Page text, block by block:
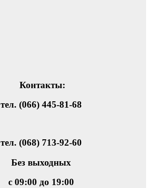
Контакты:
тел. (066) 445-81-68
тел. (068) 713-92-60
Без выходных
с 09:00 до 19:00